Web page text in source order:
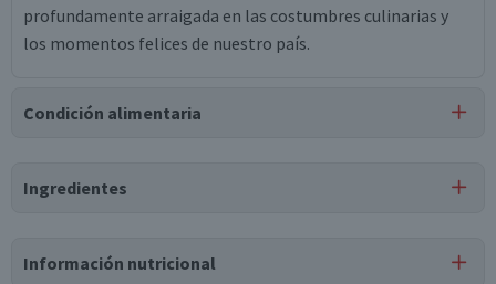
profundamente arraigada en las costumbres culinarias y
los momentos felices de nuestro país.
Condición alimentaria
Ingredientes
Información nutricional